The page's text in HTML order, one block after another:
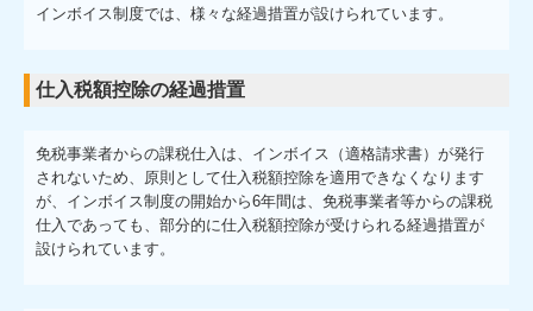
インボイス制度では、様々な経過措置が設けられています。
仕入税額控除の経過措置
免税事業者からの課税仕入は、インボイス（適格請求書）が発行
されないため、原則として仕入税額控除を適用できなくなります
が、インボイス制度の開始から6年間は、免税事業者等からの課税
仕入であっても、部分的に仕入税額控除が受けられる経過措置が
設けられています。